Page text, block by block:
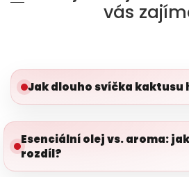
vás
Jak dlouho svíčka kaktusu
Esenciální olej vs. aroma:
rozdíl?